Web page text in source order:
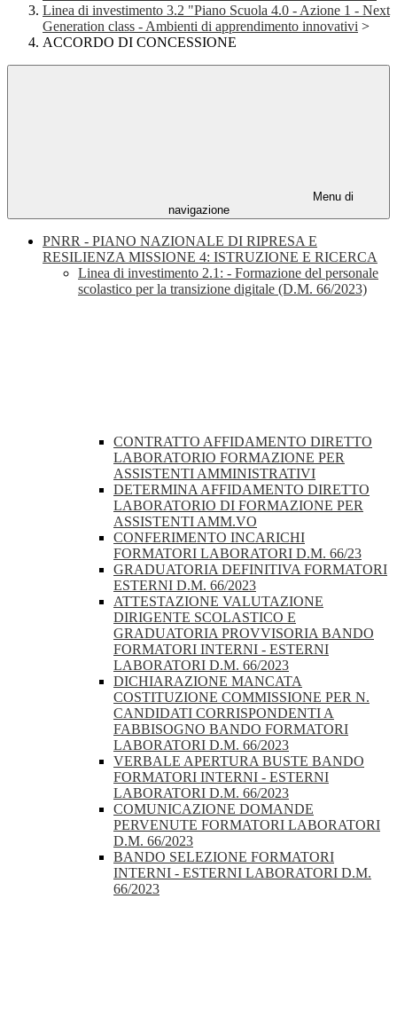
Linea di investimento 3.2 "Piano Scuola 4.0 - Azione 1 - Next
Generation class - Ambienti di apprendimento innovativi >
ACCORDO DI CONCESSIONE
Menu di
navigazione
PNRR - PIANO NAZIONALE DI RIPRESA E
RESILIENZA MISSIONE 4: ISTRUZIONE E RICERCA
Linea di investimento 2.1: - Formazione del personale
scolastico per la transizione digitale (D.M. 66/2023)
CONTRATTO AFFIDAMENTO DIRETTO
LABORATORIO FORMAZIONE PER
ASSISTENTI AMMINISTRATIVI
DETERMINA AFFIDAMENTO DIRETTO
LABORATORIO DI FORMAZIONE PER
ASSISTENTI AMM.VO
CONFERIMENTO INCARICHI
FORMATORI LABORATORI D.M. 66/23
GRADUATORIA DEFINITIVA FORMATORI
ESTERNI D.M. 66/2023
ATTESTAZIONE VALUTAZIONE
DIRIGENTE SCOLASTICO E
GRADUATORIA PROVVISORIA BANDO
FORMATORI INTERNI - ESTERNI
LABORATORI D.M. 66/2023
DICHIARAZIONE MANCATA
COSTITUZIONE COMMISSIONE PER N.
CANDIDATI CORRISPONDENTI A
FABBISOGNO BANDO FORMATORI
LABORATORI D.M. 66/2023
VERBALE APERTURA BUSTE BANDO
FORMATORI INTERNI - ESTERNI
LABORATORI D.M. 66/2023
COMUNICAZIONE DOMANDE
PERVENUTE FORMATORI LABORATORI
D.M. 66/2023
BANDO SELEZIONE FORMATORI
INTERNI - ESTERNI LABORATORI D.M.
66/2023